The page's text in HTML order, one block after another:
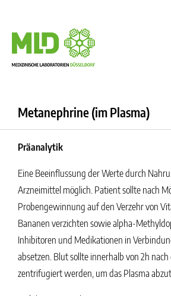
Metanephrine (im Plasma)
Präanalytik
Eine Beeinflussung der Werte durch
Arzneimittel möglich. Patient sollte nach
Probengewinnung auf den Verzehr von
Bananen verzichten sowie alpha-
Inhibitoren und Medikationen in
absetzen. Blut sollte innerhalb von 2h
zentrifugiert werden, um das Plasma